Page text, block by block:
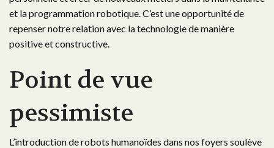
et la programmation robotique. C’est une opportunité de
repenser notre relation avec la technologie de manière
positive et constructive.
Point de vue
pessimiste
L’introduction de robots humanoïdes dans nos foyers soulève